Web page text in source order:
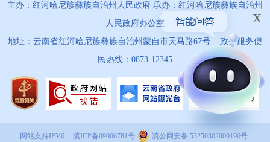
主办：红河哈尼族彝族自治州人民政府 承办：红河哈尼族彝族自治州
人民政府办公室
地址：云南省红河哈尼族彝族自治州蒙自市天马路67号 政务服务便
民热线：0873-12345
x
网站支持IPV6 滇ICP备09006781号 滇公网安备 53250302000196号